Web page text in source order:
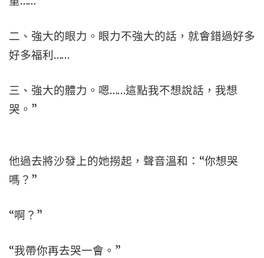
二、強大的眼力。眼力不強大的話，就會錯過好多
好多福利……
三、強大的體力。嗯……這點我不想說話，我想
哭。”
他過去將沙發上的她撈起，聲音溫和：“你想哭
嗎？”
“啊？”
“我帶你再去哭一會。”